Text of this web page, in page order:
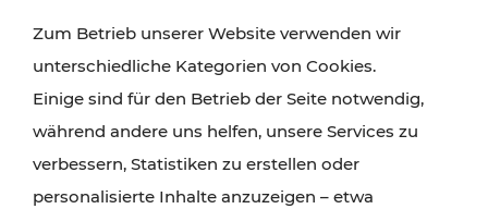
Wanderungen, Kultur und Gastronomie,
Radtouren oder purer Naturgenuss – viele
Attraktionen sind mit den Ticket- und Fahrplan-
Angeboten des VOR gut und schnell erreichbar.
Zum Betrieb unserer Website verwenden wir
unterschiedliche Kategorien von Cookies.
Einige sind für den Betrieb der Seite notwendig,
während andere uns helfen, unsere Services zu
verbessern, Statistiken zu erstellen oder
personalisierte Inhalte anzuzeigen – etwa